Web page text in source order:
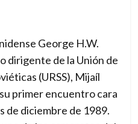
George H.W.
dirigente de la Unión de
(URSS), Mijaíl
primer encuentro cara
de diciembre de 1989.